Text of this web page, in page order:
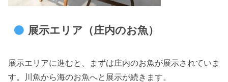
展示エリア（庄内のお魚）
展示エリアに進むと、まずは庄内のお魚が展示されていま
す。川魚から海のお魚へと展示が続きます。